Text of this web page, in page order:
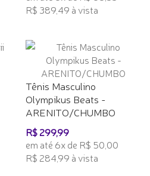
R$ 389,49 à vista
Tênis Masculino
Olympikus Beats -
ARENITO/CHUMBO
R$ 299,99
em até 6x de R$ 50,00
R$ 284,99 à vista